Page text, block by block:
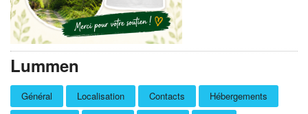
Lummen
Général Localisation Contacts
Hébergements